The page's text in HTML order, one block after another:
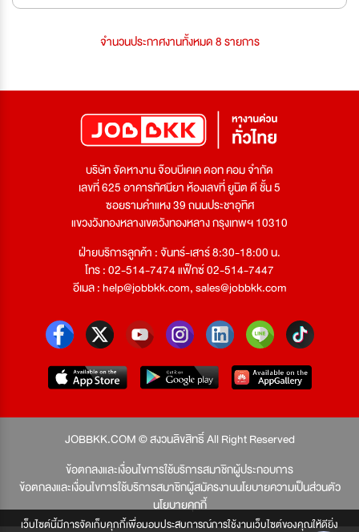
เว็บไซต์นี้มีการจัดเก็บคุกกี้เพื่อมอบประสบการณ์การใช้งานเว็บไซต์ของคุณให้ดียิ่ง
จำนวนประกาศงานทั้งหมด 8 รายการ
บริษัท จัดหางาน จ๊อบบีเคเค ดอท คอม จำกัด
เลขที่ 625 อาคารทัศนียา ห้องเลขที่ ยูนิต ดี ชั้น 5
ซอยรามคำแหง 39 ถนนประชาอุทิศ
แขวงวังทองหลางเขตวังทองหลาง กรุงเทพฯ 10310
ฝ่ายบริการลูกค้า : จันทร์-เสาร์ 8:30-18:00 น.
โทร : 02-514-7474 แฟ็กซ์ 02-514-7447
อีเมล :help@jobbkk.com,sales@jobbkk.com
JOBBKK.COM © สงวนลิขสิทธิ์ All Right Reserved
ข้อตกลงและเงื่อนไขการใช้บริการสมาชิกผู้ประกอบการ
ข้อตกลงและเงื่อนไขการใช้บริการสมาชิกผู้สมัครงานนโยบายความเป็นส่วนตัว
นโยบายคุกกี้